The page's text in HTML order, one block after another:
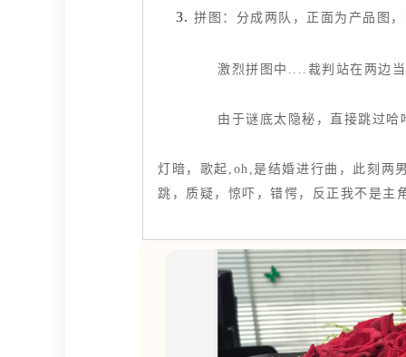
拼图：分成两队，正面为产品图
激烈拼图中....裁判站在两边当
由于谜底太隐秘，直接跳过哈
灯暗，歌起,oh,是结婚进行曲，此刻两
跳，质疑，惊吓，错愕，反正我不是主